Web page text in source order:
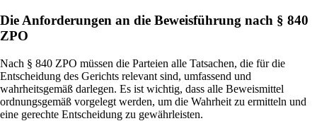
Die Anforderungen an die Beweisführung nach § 840
ZPO
Nach § 840 ZPO müssen die Parteien alle Tatsachen, die für die
Entscheidung des Gerichts relevant sind, umfassend und
wahrheitsgemäß darlegen. Es ist wichtig, dass alle Beweismittel
ordnungsgemäß vorgelegt werden, um die Wahrheit zu ermitteln und
eine gerechte Entscheidung zu gewährleisten.